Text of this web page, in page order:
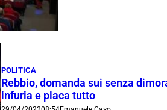
POLITICA
Rebbio, domanda sui senza
infuria e placa tutto